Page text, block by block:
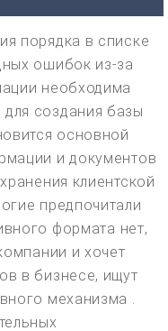
порядка в списке
ошибок из-за
необходима
создания базы
основной
и документов
клиентской
предпочитали
формата нет,
и хочет
в бизнесе, ищут
механизма .